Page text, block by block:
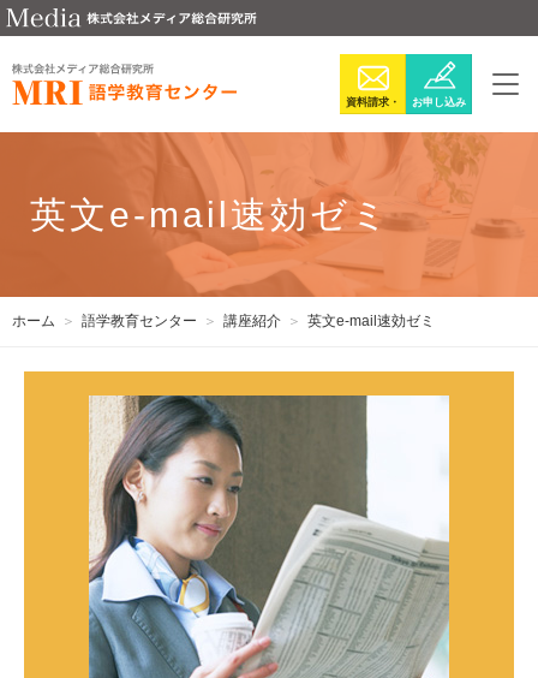
お申し込み
資料請求・
英文e-mail速効ゼミ
ホーム 語学教育センター 講座紹介 英文e-mail速効ゼミ